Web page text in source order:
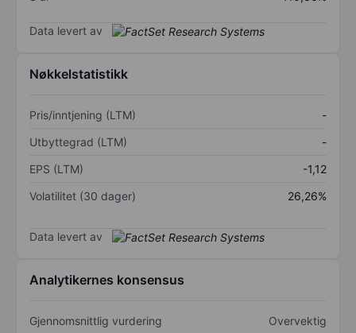
Data levert av
Nøkkelstatistikk
Pris/inntjening (LTM)
-
Utbyttegrad (LTM)
-
EPS (LTM)
-1,12
Volatilitet (30 dager)
26,26%
Data levert av
Analytikernes konsensus
Gjennomsnittlig vurdering Overvektig